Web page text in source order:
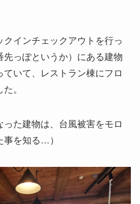
クインチェックアウトを行っ
先っぽというか）にある建物
ていて、レストラン棟にフロ
。
った建物は、台風被害をモロ
事を知る…）